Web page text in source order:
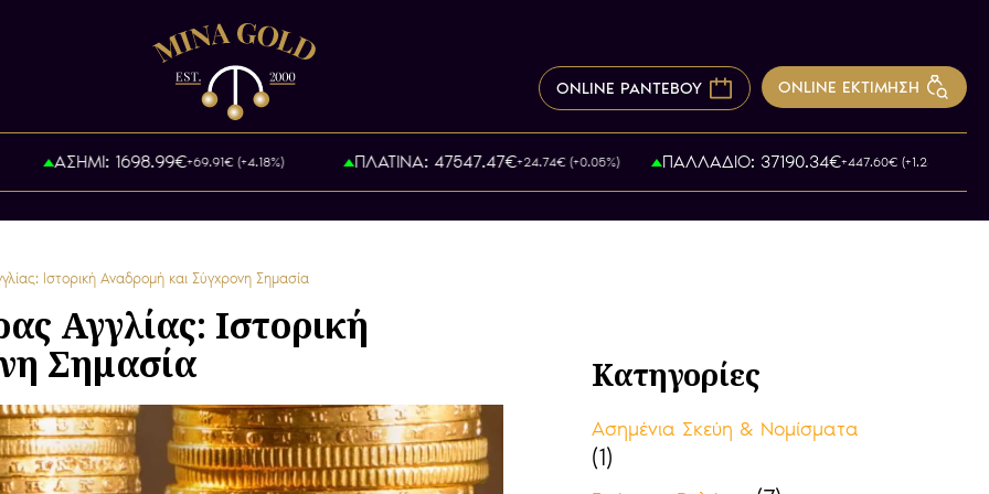
ONLINE ΡΑΝΤΕΒΟΥ ONLINE ΕΚΤΙΜΗΣΗ
ΑΣΗΜΙ: 1698.99€+69.91€ (+4.18%) ΠΛΑΤΙΝΑ: 47547.47€+24.74€ (+0.05%) ΠΑΛΛΑΔΙΟ: 37190.34€+447.60€ (+1.23%)
Ιστορική Αναδρομή και Σύγχρονη Σημασία
Αγγλίας: Ιστορική
Σημασία
Κατηγορίες
Ασημένια Σκεύη & Νομίσματα
(1)